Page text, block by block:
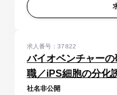
安全管製品に関する...
バイオベンチャー
職／iPS細胞の分化
求人番号：37822
社名非公開